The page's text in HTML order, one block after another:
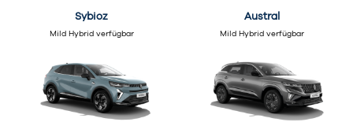
Sybioz
Mild Hybrid verfügbar
Austral
Mild Hybrid verfügbar